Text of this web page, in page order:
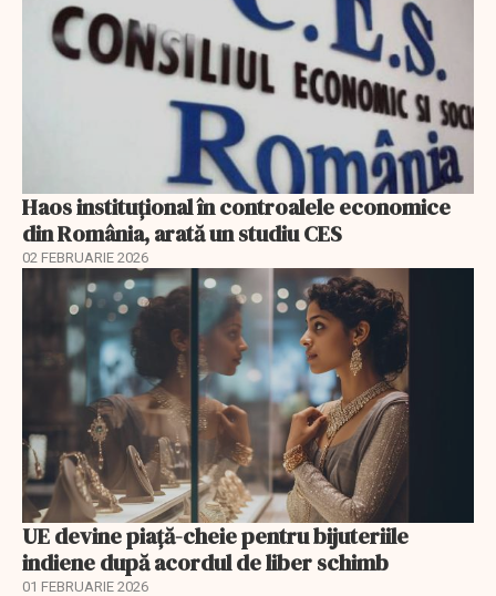
Haos instituțional în controalele economice
din România, arată un studiu CES
02 FEBRUARIE 2026
UE devine piață-cheie pentru bijuteriile
indiene după acordul de liber schimb
01 FEBRUARIE 2026